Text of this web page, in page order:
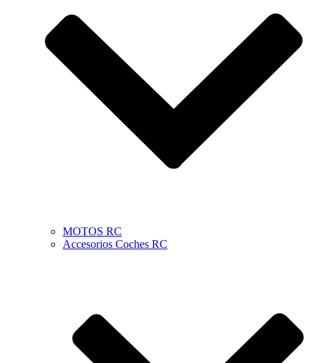
MOTOS RC
Accesorios Coches RC